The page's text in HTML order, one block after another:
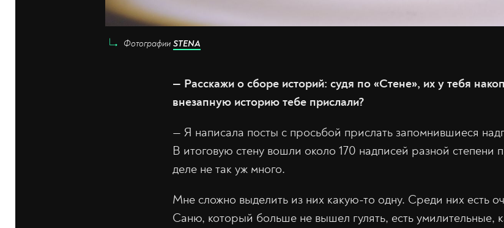
Фотографии STENA
— Расскажи о сборе историй: судя по «Стене», их у тебя
внезапную историю тебе прислали?
— Я написала посты с просьбой прислать запомнившиеся
В итоговую стену вошли около 170 надписей разной степени
деле не так уж много.
Мне сложно выделить из них какую-то одну. Среди них есть
Саню, который больше не вышел гулять, есть